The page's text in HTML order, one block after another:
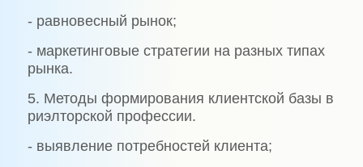
- равновесный рынок;
- маркетинговые стратегии на разных типах
рынка.
5. Методы формирования клиентской базы в
риэлторской профессии.
- выявление потребностей клиента;